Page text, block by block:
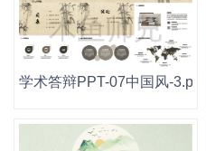
学术答辩PPT-07中国风-3.pptx